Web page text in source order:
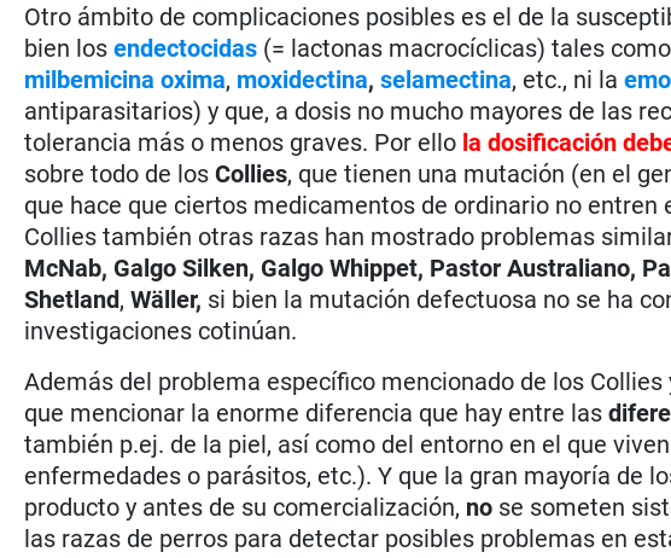
Otro ámbito de complicaciones posibles es el de la
bien losendectocidas (= lactonas macrocíclicas) tales como
milbemicina oxima, moxidectina,selamectina, etc., ni la
antiparasitarios) y que, a dosis no mucho mayores de las
tolerancia más o menos graves. Por ello la dosificación
sobre todo de losCollies, que tienen una mutación (en el
que hace que ciertos medicamentos de ordinario no
Collies también otras razas han mostrado problemas
McNab, Galgo Silken, Galgo Whippet, Pastor Australiano,
Shetland,Wäller, si bien la mutación defectuosa no se ha
investigaciones cotinúan.
Además del problema específico mencionado de los
que mencionar la enorme diferencia que hay entre las
también p.ej. de la piel, así como del entorno en el que
enfermedades o parásitos, etc.). Y que la gran mayoría de
producto y antes de su comercialización, no se someten
las razas de perros para detectar posibles problemas en